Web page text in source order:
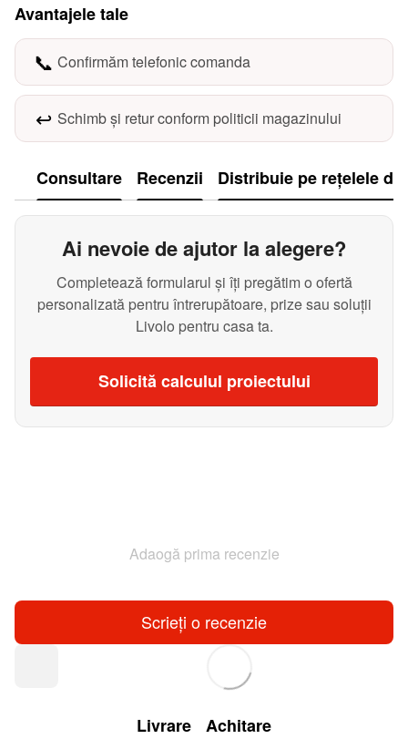
Avantajele tale
📞 Confirmăm telefonic comanda
↩️ Schimb și retur conform politicii magazinului
Consultare Recenzii Distribuie pe rețelele
Ai nevoie de ajutor la alegere?
Completează formularul și îți pregătim o ofertă
personalizată pentru întrerupătoare, prize sau soluții
Livolo pentru casa ta.
Solicită calculul proiectului
Adaogă prima recenzie
Scrieți o recenzie
Livrare Achitare